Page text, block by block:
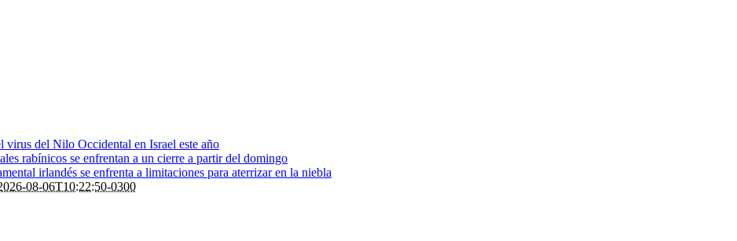
virus del Nilo Occidental en Israel este año
rabínicos se enfrentan a un cierre a partir del domingo
irlandés se enfrenta a limitaciones para aterrizar en la niebla
08-06T10:22:50-0300